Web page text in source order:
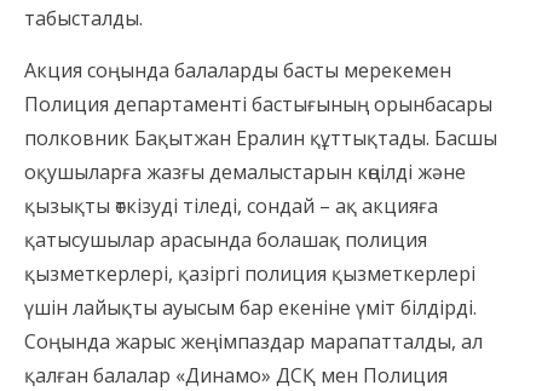
табысталды.
Акция соңында балаларды басты мерекемен
Полиция департаменті бастығының орынбасары
полковник Бақытжан Ералин құттықтады. Басшы
оқушыларға жазғы демалыстарын көңілді және
қызықты өткізуді тіледі, сондай – ақ акцияға
қатысушылар арасында болашақ полиция
қызметкерлері, қазіргі полиция қызметкерлері
үшін лайықты ауысым бар екеніне үміт білдірді.
Соңында жарыс жеңімпаздар марапатталды, ал
қалған балалар «Динамо» ДСҚ мен Полиция